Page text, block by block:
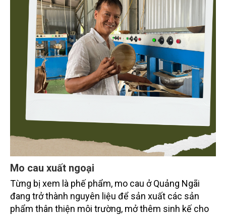
Mo cau xuất ngoại
Từng bị xem là phế phẩm, mo cau ở Quảng Ngãi
đang trở thành nguyên liệu để sản xuất các sản
phẩm thân thiện môi trường, mở thêm sinh kế cho